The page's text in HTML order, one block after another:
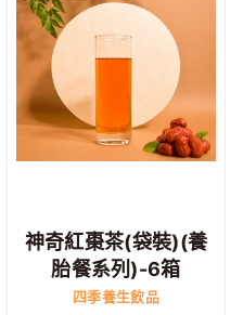
神奇紅棗茶(袋裝)(養
胎餐系列)-6箱
四季養生飲品